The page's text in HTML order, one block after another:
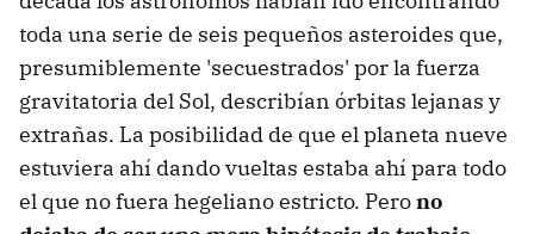
toda una serie de seis pequeños asteroides que,
presumiblemente 'secuestrados' por la fuerza
gravitatoria del Sol, describían órbitas lejanas y
extrañas. La posibilidad de que el planeta nueve
estuviera ahí dando vueltas estaba ahí para todo
el que no fuera hegeliano estricto. Perono